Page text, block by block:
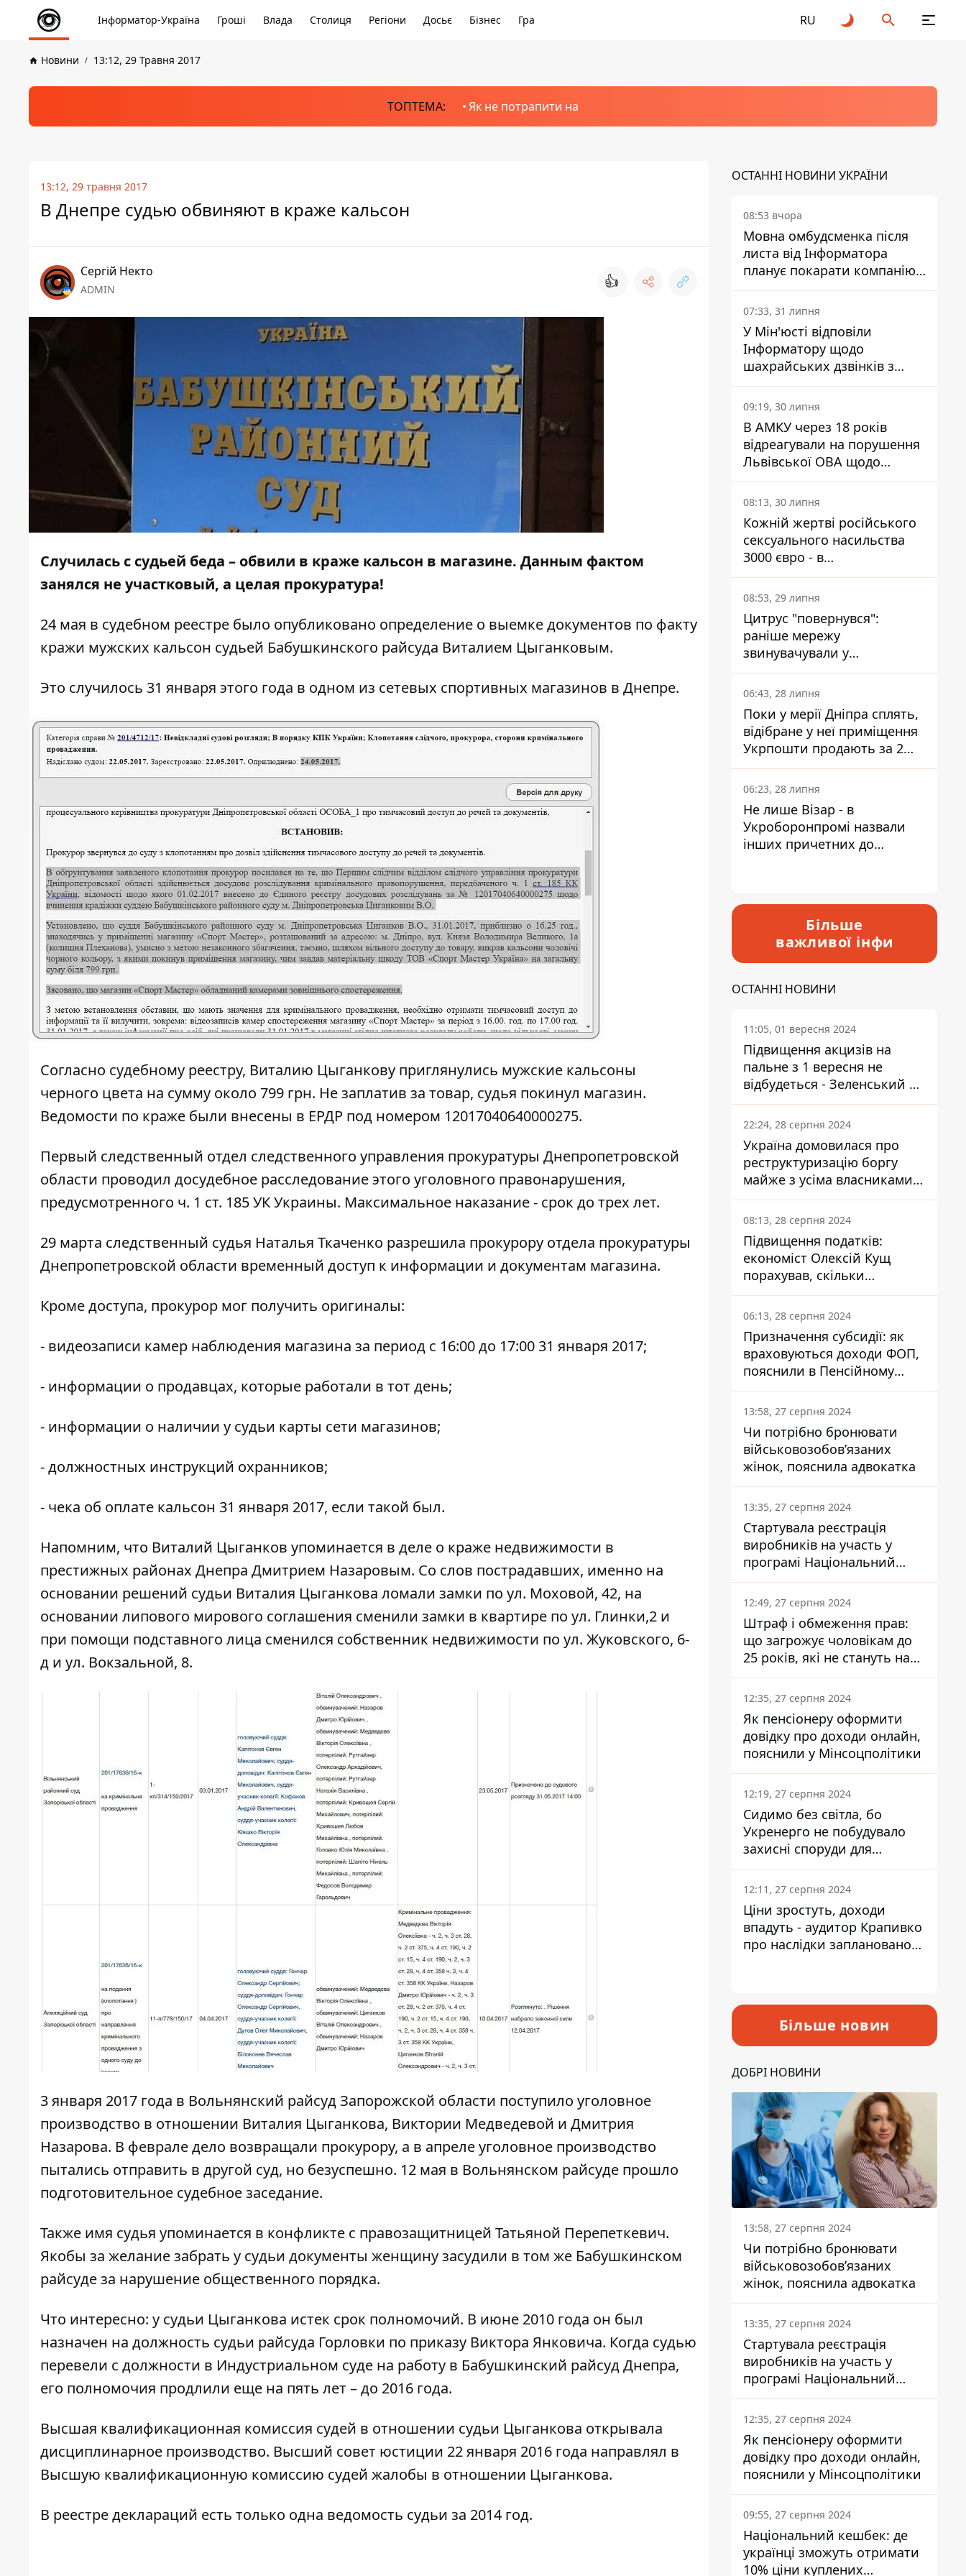
Інформатор-Україна Гроші Влада Столиця Регіони Досьє Бізнес Гра RU
Новини 13:12, 29 Травня 2017
ТОПТЕМА: Як не потрапити на
13:12, 29 травня 2017
В Днепре судью обвиняют в краже кальсон
Сергій Некто
ADMIN 👍
Случилась с судьей беда – обвили в краже кальсон в магазине. Данным фактом
занялся не участковый, а целая прокуратура!
24 мая в судебном реестре было опубликовано определение о выемке документов по факту
кражи мужских кальсон судьей Бабушкинского райсуда Виталием Цыганковым.
Это случилось 31 января этого года в одном из сетевых спортивных магазинов в Днепре.
Согласно судебному реестру, Виталию Цыганкову приглянулись мужские кальсоны
черного цвета на сумму около 799 грн. Не заплатив за товар, судья покинул магазин.
Ведомости по краже были внесены в ЕРДР под номером 12017040640000275.
Первый следственный отдел следственного управления прокуратуры Днепропетровской
области проводил досудебное расследование этого уголовного правонарушения,
предусмотренного ч. 1 ст. 185 УК Украины. Максимальное наказание - срок до трех лет.
29 марта следственный судья Наталья Ткаченко разрешила прокурору отдела прокуратуры
Днепропетровской области временный доступ к информации и документам магазина.
Кроме доступа, прокурор мог получить оригиналы:
- видеозаписи камер наблюдения магазина за период с 16:00 до 17:00 31 января 2017;
- информации о продавцах, которые работали в тот день;
- информации о наличии у судьи карты сети магазинов;
- должностных инструкций охранников;
- чека об оплате кальсон 31 января 2017, если такой был.
Напомним, что Виталий Цыганков упоминается в деле о краже недвижимости в
престижных районах Днепра Дмитрием Назаровым. Со слов пострадавших, именно на
основании решений судьи Виталия Цыганкова ломали замки по ул. Моховой, 42, на
основании липового мирового соглашения сменили замки в квартире по ул. Глинки,2 и
при помощи подставного лица сменился собственник недвижимости по ул. Жуковского, 6-
д и ул. Вокзальной, 8.
3 января 2017 года в Вольнянский райсуд Запорожской области поступило уголовное
производство в отношении Виталия Цыганкова, Виктории Медведевой и Дмитрия
Назарова. В феврале дело возвращали прокурору, а в апреле уголовное производство
пытались отправить в другой суд, но безуспешно. 12 мая в Вольнянском райсуде прошло
подготовительное судебное заседание.
Также имя судья упоминается в конфликте с правозащитницей Татьяной Перепеткевич.
Якобы за желание забрать у судьи документы женщину засудили в том же Бабушкинском
райсуде за нарушение общественного порядка.
Что интересно: у судьи Цыганкова истек срок полномочий. В июне 2010 года он был
назначен на должность судьи райсуда Горловки по приказу Виктора Янковича. Когда судью
перевели с должности в Индустриальном суде на работу в Бабушкинский райсуд Днепра,
его полномочия продлили еще на пять лет – до 2016 года.
Высшая квалификационная комиссия судей в отношении судьи Цыганкова открывала
дисциплинарное производство. Высший совет юстиции 22 января 2016 года направлял в
Высшую квалификационную комиссию судей жалобы в отношении Цыганкова.
В реестре деклараций есть только одна ведомость судьи за 2014 год.
ОСТАННІ НОВИНИ УКРАЇНИ
08:53 вчора
Мовна омбудсменка після
листа від Інформатора
планує покарати компанію-
підрядника ПриватБанку
07:33, 31 липня
У Мін'юсті відповіли
Інформатору щодо
шахрайських дзвінків з
камери Сумського СІЗО так,
що ніхто нічого не зрозумів
09:19, 30 липня
В АМКУ через 18 років
відреагували на порушення
Львівської ОВА щодо
харчування у закладах
освіти
08:13, 30 липня
Кожній жертві російського
сексуального насильства
3000 євро - в
Мінсоцполітики пояснили
Інформатору, звідки на це
гроші
08:53, 29 липня
Цитрус "повернувся":
раніше мережу
звинувачували у
контрабанді техніки та
ухиленні від сплати
податків
06:43, 28 липня
Поки у мерії Дніпра сплять,
відібране у неї приміщення
Укрпошти продають за 2
мільйони
06:23, 28 липня
Не лише Візар - в
Укроборонпромі назвали
інших причетних до
Більше
важливої інфи
ОСТАННІ НОВИНИ
11:05, 01 вересня 2024
Підвищення акцизів на
пальне з 1 вересня не
відбудеться - Зеленський не
підписав закон
22:24, 28 серпня 2024
Україна домовилася про
реструктуризацію боргу
майже з усіма власниками
єврооблігацій: що це
означає для країни
08:13, 28 серпня 2024
Підвищення податків:
економіст Олексій Кущ
порахував, скільки
заплатить кожен українець
06:13, 28 серпня 2024
Призначення субсидії: як
враховуються доходи ФОП,
пояснили в Пенсійному
фонді
13:58, 27 серпня 2024
Чи потрібно бронювати
військовозобов’язаних
жінок, пояснила адвокатка
13:35, 27 серпня 2024
Стартувала реєстрація
виробників на участь у
програмі Національний
кешбек: як це зробити
через портал Дія
12:49, 27 серпня 2024
Штраф і обмеження прав:
що загрожує чоловікам до
25 років, які не стануть на
військовий облік
12:35, 27 серпня 2024
Як пенсіонеру оформити
довідку про доходи онлайн,
пояснили у Мінсоцполітики
12:19, 27 серпня 2024
Сидимо без світла, бо
Укренерго не побудувало
захисні споруди для
енергетики - нардеп
Кучеренко
12:11, 27 серпня 2024
Ціни зростуть, доходи
впадуть - аудитор Крапивко
про наслідки запланованого
Більше новин
ДОБРІ НОВИНИ
13:58, 27 серпня 2024
Чи потрібно бронювати
військовозобов’язаних
жінок, пояснила адвокатка
13:35, 27 серпня 2024
Стартувала реєстрація
виробників на участь у
програмі Національний
кешбек: як це зробити
через портал Дія
12:35, 27 серпня 2024
Як пенсіонеру оформити
довідку про доходи онлайн,
пояснили у Мінсоцполітики
09:55, 27 серпня 2024
Національний кешбек: де
українці зможуть отримати
10% ціни куплених